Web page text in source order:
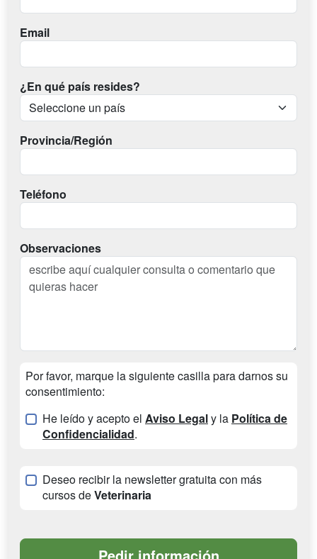
Email
¿En qué país resides?
Provincia/Región
Teléfono
Observaciones
Por favor, marque la siguiente casilla para darnos su
consentimiento:
He leído y acepto el Aviso Legaly la Política de
Confidencialidad.
Deseo recibir la newsletter gratuita con más
cursos deVeterinaria